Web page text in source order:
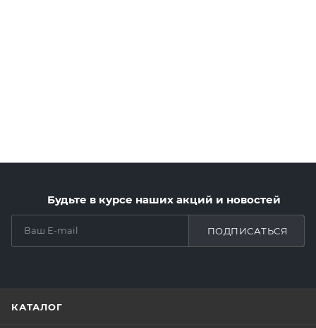
Будьте в курсе наших акций и новостей
ПОДПИСАТЬСЯ
КАТАЛОГ